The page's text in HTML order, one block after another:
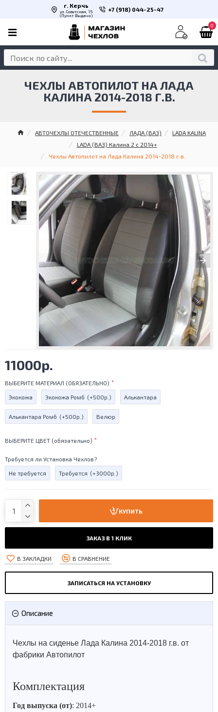
г. Керчь
ул. Советская, 15
(Пункт Выдачи)
+7 (918) 044-25-47
0
АВТОЧЕХЛЫ ОТЕЧЕСТВЕННЫЕ ЛАДА (ВАЗ)
LADA KALINA
LADA (ВАЗ) Калина 2 с 2014+
Чехлы Автопилот на Лада Калина 2014-2018 г.в.
ЧЕХЛЫ АВТОПИЛОТ НА ЛАДА
КАЛИНА 2014-2018 Г.В.
11000р.
ВЫБЕРИТЕ МАТЕРИАЛ (ОБЯЗАТЕЛЬНО)
Экокожа Экокожа Ромб (+500р.) Алькантара
Алькантара Ромб (+500р.) Велюр
ВЫБЕРИТЕ ЦВЕТ (обязательно)
Требуется ли Установка Чехлов?
Не требуется Требуется (+3000р.)
КУПИТЬ
ЗАКАЗ В 1 КЛИК
В ЗАКЛАДКИ В СРАВНЕНИЕ
ЗАПИСАТЬСЯ НА УСТАНОВКУ
Описание
Чехлы на сиденье Лада Калина 2014-2018 г.в. от
фабрики Автопилот
Комплектация
Год выпуска (от): 2014+